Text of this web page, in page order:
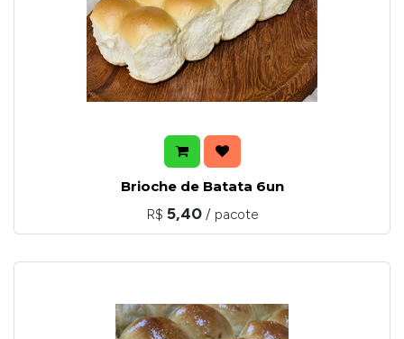
Brioche de Batata 6un
R$ 5,40 / pacote